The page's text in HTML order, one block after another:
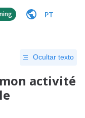
PT
Ocultar texto
activité